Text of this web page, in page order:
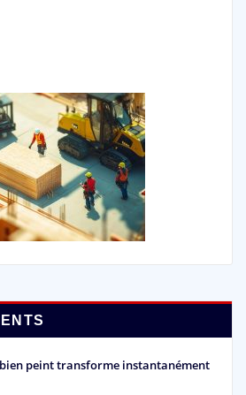
peint transforme instantanément